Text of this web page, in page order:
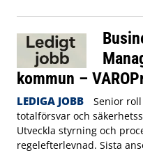
kommun –
LEDIGA JOBB
Senior
totalförsvar och
Utveckla styrning och
regelefterlevnad. Sista